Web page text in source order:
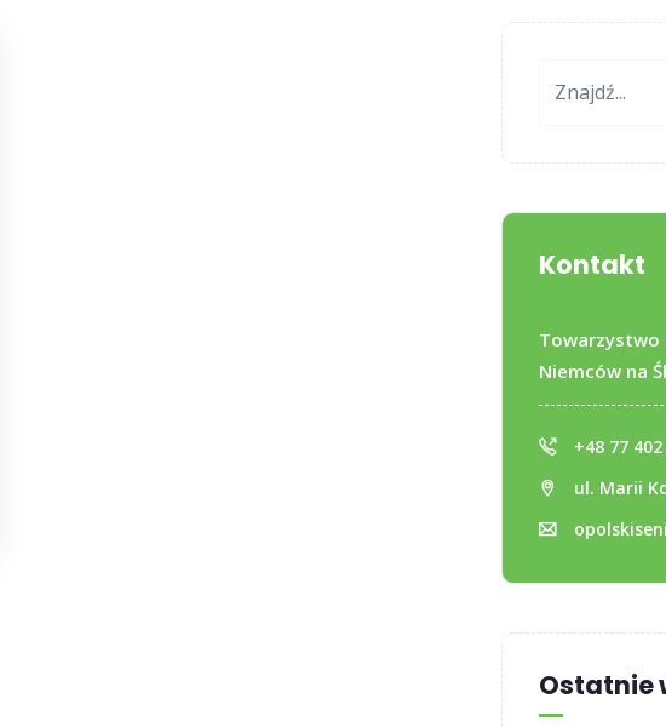
Kontakt
Towarzystwo
Niemców na
+48 77
ul. Marii
Ostatnie